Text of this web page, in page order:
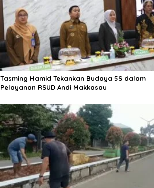
i
p
o
s
Tasming Hamid Tekankan Budaya 5S dalam
Pelayanan RSUD Andi Makkasau